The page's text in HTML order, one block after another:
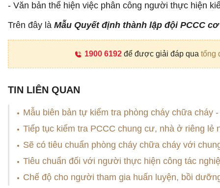
- Văn bản thể hiện việc phân công người thực hiện
Trên đây là Mẫu Quyết định thành lập đội PCCC
1900 6192để được giải đáp qua tổng
TIN LIÊN QUAN
Mẫu biên bản tự kiểm tra phòng cháy chữa cháy
Tiếp tục kiểm tra PCCC chung cư, nhà ở riêng lẻ
Sẽ có tiêu chuẩn phòng cháy chữa cháy với
Tiêu chuẩn đối với người thực hiện công tác
Chế độ cho người tham gia huấn luyện, bồi